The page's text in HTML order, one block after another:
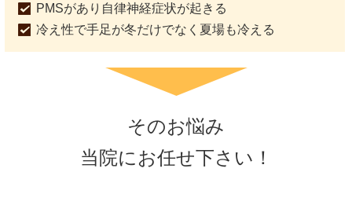
PMSがあり自律神経症状が起きる
冷え性で手足が冬だけでなく夏場も冷える
そのお悩み
当院にお任せ下さい！